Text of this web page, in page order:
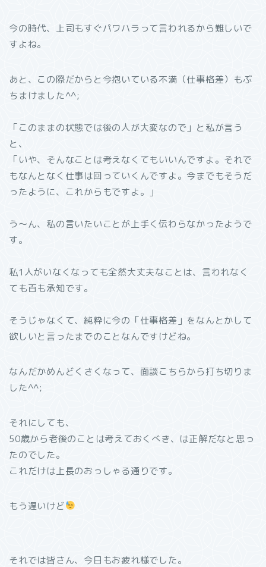
今の時代、上司もすぐパワハラって言われるから難しいで
すよね。
あと、この際だからと今抱いている不満（仕事格差）もぶ
ちまけました^^;
「このままの状態では後の人が大変なので」と私が言う
と、
「いや、そんなことは考えなくてもいいんですよ。それで
もなんとなく仕事は回っていくんですよ。今までもそうだ
ったように、これからもですよ。」
う〜ん、私の言いたいことが上手く伝わらなかったようで
す。
私1人がいなくなっても全然大丈夫なことは、言われなく
ても百も承知です。
そうじゃなくて、純粋に今の「仕事格差」をなんとかして
欲しいと言ったまでのことなんですけどね。
なんだかめんどくさくなって、面談こちらから打ち切りま
した^^;
それにしても、
50歳から老後のことは考えておくべき、は正解だなと思っ
たのでした。
これだけは上長のおっしゃる通りです。
もう遅いけど
それでは皆さん、今日もお疲れ様でした。